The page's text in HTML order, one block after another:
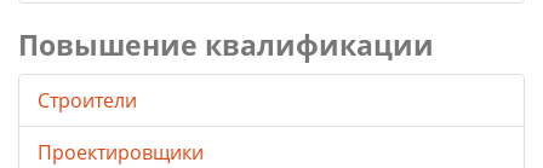
Повышение квалификации
Строители
Проектировщики